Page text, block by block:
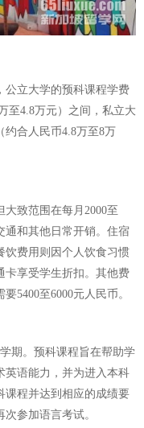
公立大学的预科课程学费
至4.8万元）之间，私立大
约合人民币4.8万至8万
致范围在每月2000至
通和其他日常开销。住宿
饮费用则因个人饮食习惯
卡享受学生折扣。其他费
5400至6000元人民币。
期。预科课程旨在帮助学
英语能力，并为进入本科
课程并达到相应的成绩要
参加语言考试。